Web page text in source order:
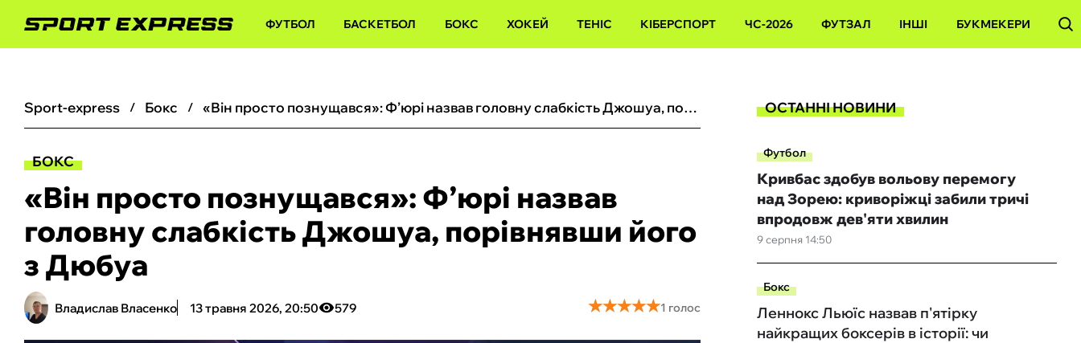
ФУТБОЛ БАСКЕТБОЛ БОКС ХОКЕЙ ТЕНІС КІБЕРСПОРТ ЧС-2026 ФУТЗАЛ ІНШІ БУКМЕКЕРИ
sport-express бокс «Він просто познущався»: Ф’юрі назвав головну слабкість Джошуа, порівнявши його з Дюбуа
БОКС
«Він просто познущався»: Ф’юрі назвав
головну слабкість Джошуа, порівнявши його
з Дюбуа
Владислав Власенко 13 травня 2026, 20:50 579 ★★★★★
★★★★★1 голос
ОСТАННІ НОВИНИ
Футбол
9 серпня 14:50
Кривбас здобув вольову перемогу
над Зорею: криворіжці забили тричі
впродовж дев'яти хвилин
Бокс
Леннокс Льюїс назвав п'ятірку
найкращих боксерів в історії: чи